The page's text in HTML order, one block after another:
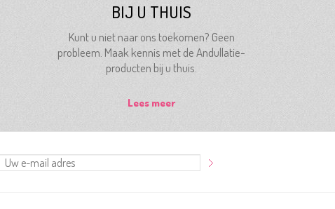
BIJ U THUIS
Kunt u niet naar ons toekomen? Geen
probleem. Maak kennis met de Andullatie-
producten bij u thuis.
Lees meer